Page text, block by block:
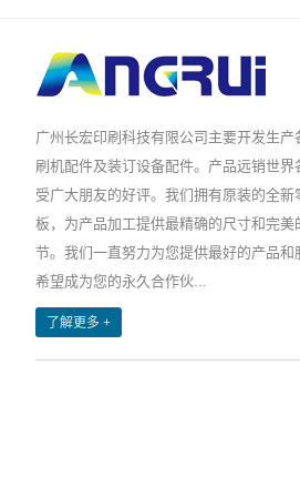
广州长宏印刷科技有限公司主要开发生产
刷机配件及装订设备配件。产品远销世界
受广大朋友的好评。我们拥有原装的全新
板，为产品加工提供最精确的尺寸和完美
节。我们一直努力为您提供最好的产品和
希望成为您的永久合作伙...
了解更多 +